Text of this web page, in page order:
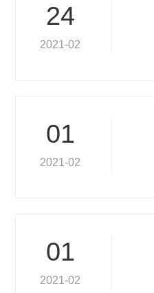
24
2021-02
01
2021-02
01
2021-02